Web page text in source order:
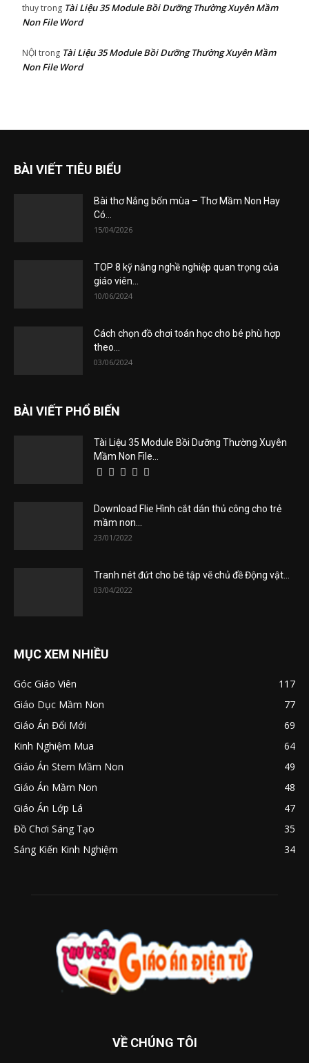
thuytrong Tài Liệu 35 Module Bồi Dưỡng Thường Xuyên Mầm
Non File Word
NỘI trong Tài Liệu 35 Module Bồi Dưỡng Thường Xuyên Mầm
Non File Word
BÀI VIẾT TIÊU BIỂU
Bài thơ Nắng bốn mùa – Thơ Mầm Non Hay
Có...
15/04/2026
TOP 8 kỹ năng nghề nghiệp quan trọng của
giáo viên...
10/06/2024
Cách chọn đồ chơi toán học cho bé phù hợp
theo...
03/06/2024
BÀI VIẾT PHỔ BIẾN
Tài Liệu 35 Module Bồi Dưỡng Thường Xuyên
Mầm Non File...
Download Flie Hình cắt dán thủ công cho trẻ
mầm non...
23/01/2022
Tranh nét đứt cho bé tập vẽ chủ đề Động vật...
03/04/2022
MỤC XEM NHIỀU
Góc Giáo Viên
117
Giáo Dục Mầm Non
77
Giáo Án Đổi Mới
69
Kinh Nghiệm Mua
64
Giáo Án Stem Mầm Non
49
Giáo Án Mầm Non
48
Giáo Án Lớp Lá
47
Đồ Chơi Sáng Tạo
35
Sáng Kiến Kinh Nghiệm
34
VỀ CHÚNG TÔI